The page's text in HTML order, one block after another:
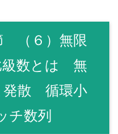
（６）無限
級数とは 無
発散 循環小
ッチ数列